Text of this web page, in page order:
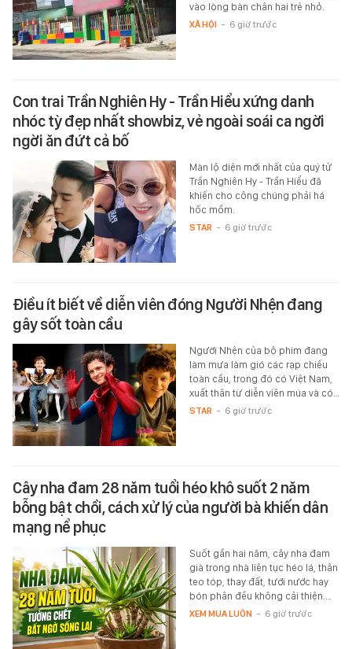
vào lòng bàn chân hai trẻ nhỏ.
XÃ HỘI - 6 giờ trước
Con trai Trần Nghiên Hy - Trần Hiểu xứng danh
nhóc tỳ đẹp nhất showbiz, vẻ ngoài soái ca ngời
ngời ăn đứt cả bố
Màn lộ diện mới nhất của quý tử
Trần Nghiên Hy - Trần Hiểu đã
khiến cho công chúng phải há
hốc mồm.
STAR - 6 giờ trước
Điều ít biết về diễn viên đóng Người Nhện đang
gây sốt toàn cầu
Người Nhện của bộ phim đang
làm mưa làm gió các rạp chiếu
toàn cầu, trong đó có Việt Nam,
xuất thân từ diễn viên múa và có…
STAR - 6 giờ trước
Cây nha đam 28 năm tuổi héo khô suốt 2 năm
bỗng bật chồi, cách xử lý của người bà khiến dân
mạng nể phục
Suốt gần hai năm, cây nha đam
già trong nhà liên tục héo lá, thân
teo tóp, thay đất, tưới nước hay
bón phân đều không cải thiện.…
XEM MUA LUÔN - 6 giờ trước